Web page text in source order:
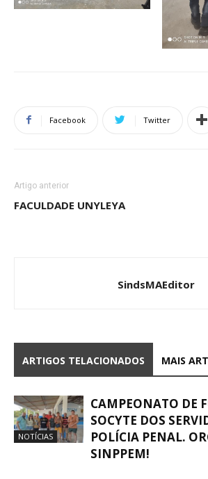
Facebook Twitter
Artigo anterior
FACULDADE UNYLEYA
SindsMAEditor
ARTIGOS TELACIONADOS MAIS
NOTÍCIAS
CAMPEONATO DE
SOCYTE DOS
POLÍCIA PENAL.
SINPPEM!